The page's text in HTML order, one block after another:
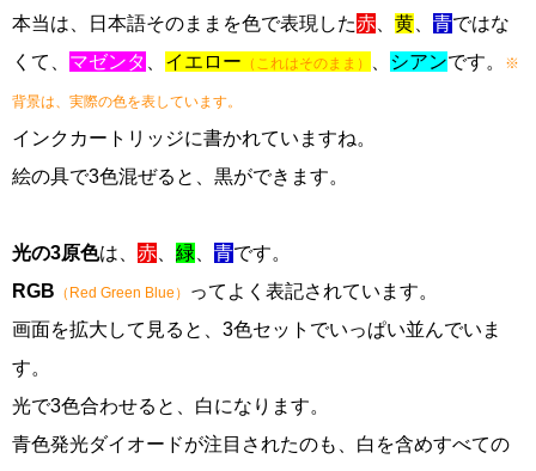
本当は、日本語そのままを色で表現した赤 黄 青ではな
くて、 マゼンタ イエロー （これはそのまま） シアンです。 ※
背景は、実際の色を表しています。
インクカートリッジに書かれていますね。
絵の具で3色混ぜると、黒ができます。
光の3原色は、 赤 緑 青です。
RGB （Red Green Blue）
ってよく表記されています。
画面を拡大して見ると、3色セットでいっぱい並んでいま
す。
光で3色合わせると、白になります。
青色発光ダイオードが注目されたのも、白を含めすべての